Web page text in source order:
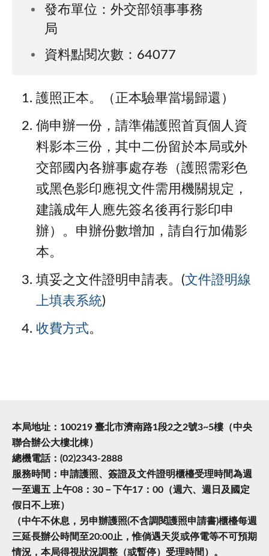
發布單位：外交部領事事務
局
資料點閱次數：64077
護照正本。（正本驗畢當場歸還）
倘申辦一份，請準備護照首頁個人資
料影本三份，其中二份留於本局或外
交部國內各辦事處存卷（護照需彩色
或黑色影印應視文件需用機關規定，
建議成年人應先簽名後再行影印申
辦）。申辦份數增加，請自行加備影
本。
填妥之文件證明申請表。(文件證明線
上填表系統)
收費方式。
本局地址：100219 臺北市濟南路1段2之2號3~5樓（中央
聯合辦公大樓北棟）
總機電話：(02)2343-2888
服務時間：申請護照、簽證及文件證明櫃檯受理時間為週
一至週五 上午08：30－下午17：00（週六、週日及國定
假日不上班）
（中午不休息，另申辦護照(不含調閱護照申請書)櫃檯每週
三延長辦公時間至20:00止，惟倘遇天災或停電等不可預期
情況，本局得視狀況調整（或暫停）受理時間）。